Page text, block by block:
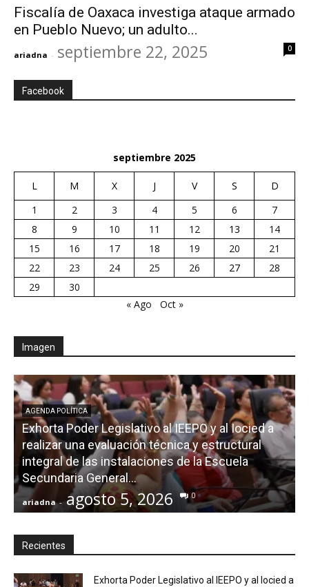
Fiscalía de Oaxaca investiga ataque armado
en Pueblo Nuevo; un adulto...
ariadna - septiembre 22, 2025 0
Facebook
septiembre 2025
L M X J V S
D
1
2 3 4 5 6
7
8
9 10 11 12 13
14
15
16 17 18 19 20
21
22
23 24 25 26 27
28
29
30
« Ago
Oct »
Imagen
AGENDA POLÍTICA
Exhorta Poder Legislativo al IEEPO y al Iocied a
realizar una evaluación técnica y estructural
integral de las instalaciones de la Escuela
Secundaria General...
ariadna - agosto 5, 2026 0
Recientes
Exhorta Poder Legislativo al IEEPO y al Iocied a